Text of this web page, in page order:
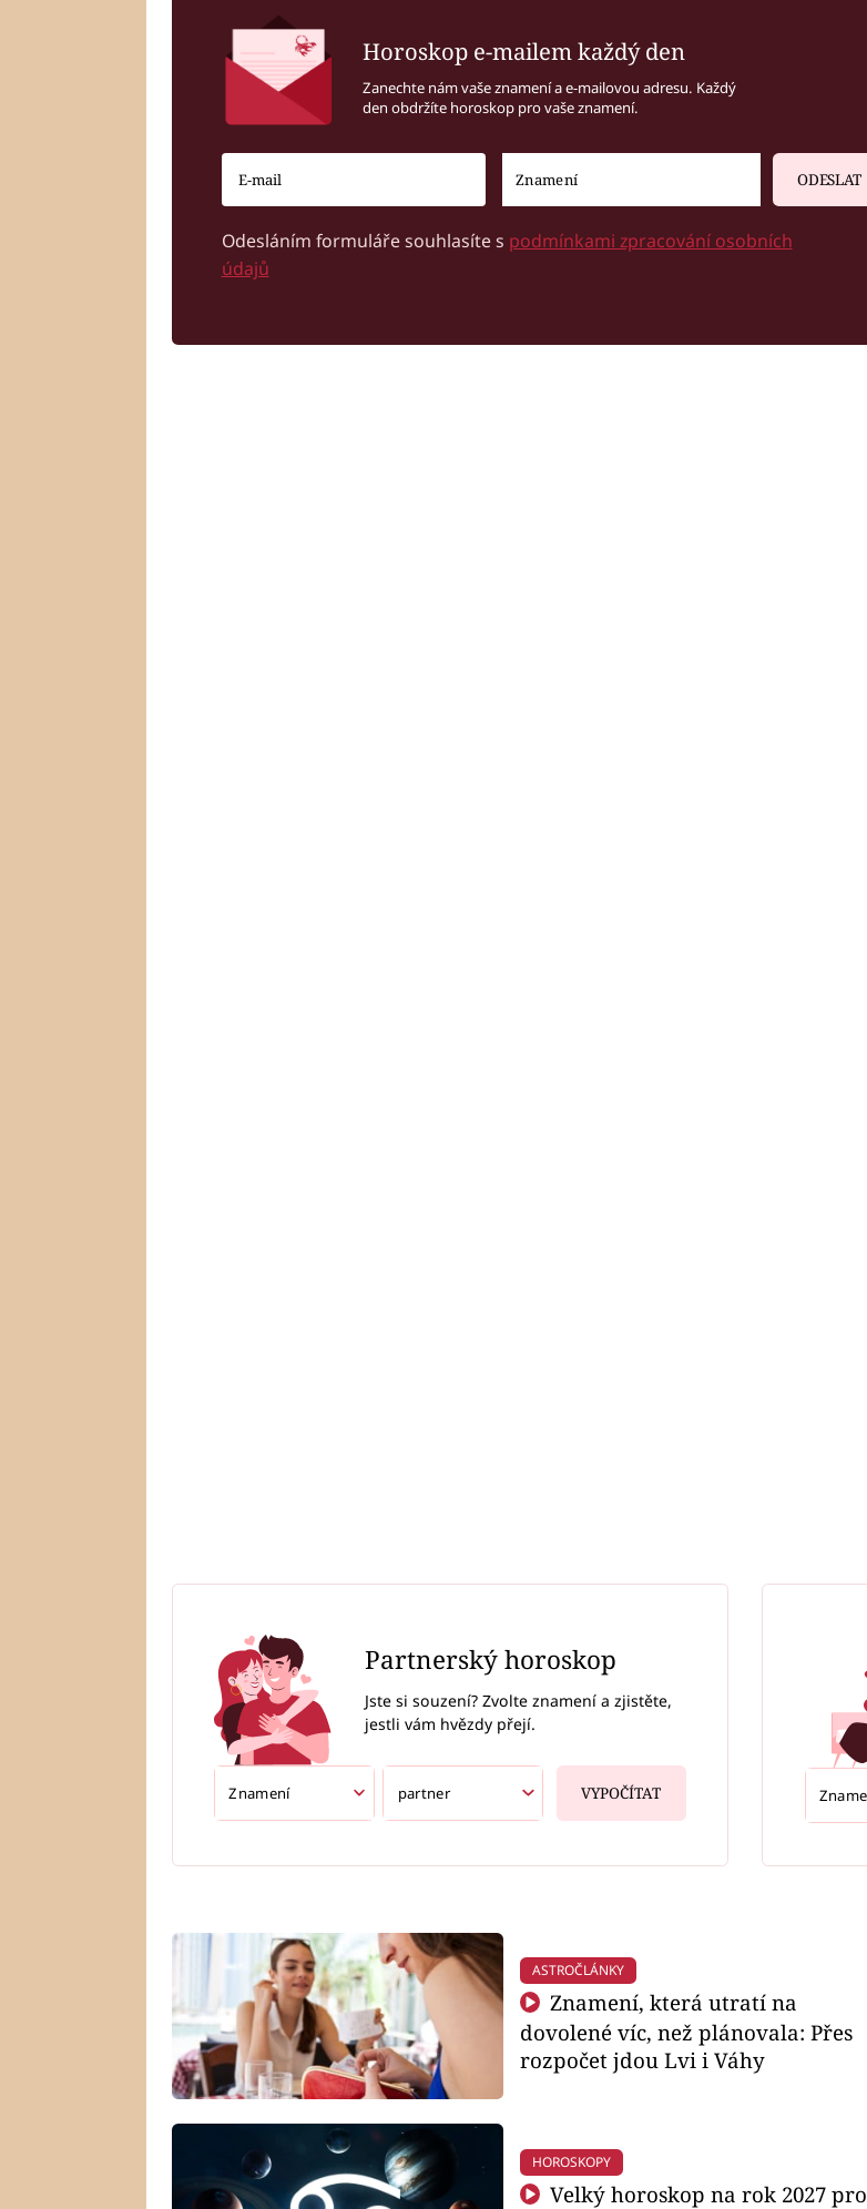
Horoskop e-mailem každý den
Zanechte nám vaše znamení a e-mailovou adresu. Každý
den obdržíte horoskop pro vaše znamení.
ODESLAT
Odesláním formuláře souhlasíte s podmínkami zpracování osobních
údajů
Partnerský horoskop
Jste si souzení? Zvolte znamení a zjistěte,
jestli vám hvězdy přejí.
VYPOČÍTAT
ASTROČLÁNKY
Znamení, která utratí na
dovolené víc, než plánovala: Přes
rozpočet jdou Lvi i Váhy
HOROSKOPY
Velký horoskop na rok 2027 pro